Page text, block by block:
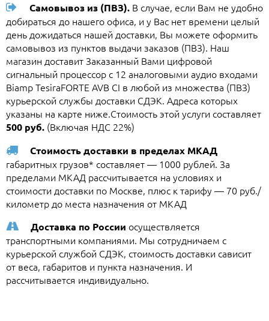
Самовывоз из (ПВЗ). В случае, если Вам не удобно
добираться до нашего офиса, и у Вас нет времени целый
день дожидаться нашей доставки, Вы можете оформить
самовывоз из пунктов выдачи заказов (ПВЗ). Наш
магазин доставит Заказанный Вами цифровой
сигнальный процессор с 12 аналоговыми аудио входами
Biamp TesiraFORTE AVB CI в любой из множества (ПВЗ)
курьерской службы доставки СДЭК. Адреса которых
указаны на карте ниже.Стоимость этой услуги составляет
500 руб. (Включая НДС 22%)
Стоимость доставки в пределах МКАД
габаритных грузов* составляет — 1000 рублей. За
пределами МКАД рассчитывается на условиях и
стоимости доставки по Москве, плюс к тарифу — 70 руб./
километр до места назначения от МКАД
Доставка по России осуществляется
транспортными компаниями. Мы сотрудничаем с
курьерской службой СДЭК, стоимость доставки сависит
от веса, габаритов и пункта назначения. И
рассчитывается индивидуально.